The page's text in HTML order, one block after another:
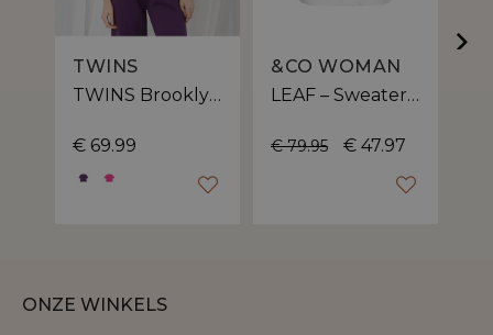
TWINS
TWINS Brooklyn dames sweater | korte mouw
€ 69.99
&CO WOMAN
LEAF – Sweater van &Co Woman met leaf artwork op de voorkant
€ 79.95 € 47.97
ONZE WINKELS